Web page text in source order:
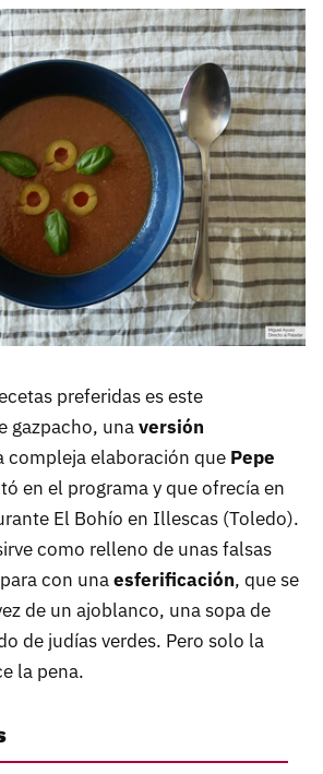
preferidas es este
gazpacho, unaversión
compleja elaboración que Pepe
en el programa y que ofrecía en
El Bohío en Illescas (Toledo).
como relleno de unas falsas
con unaesferificación, que se
de un ajoblanco, una sopa de
de judías verdes. Pero solo la
la pena.